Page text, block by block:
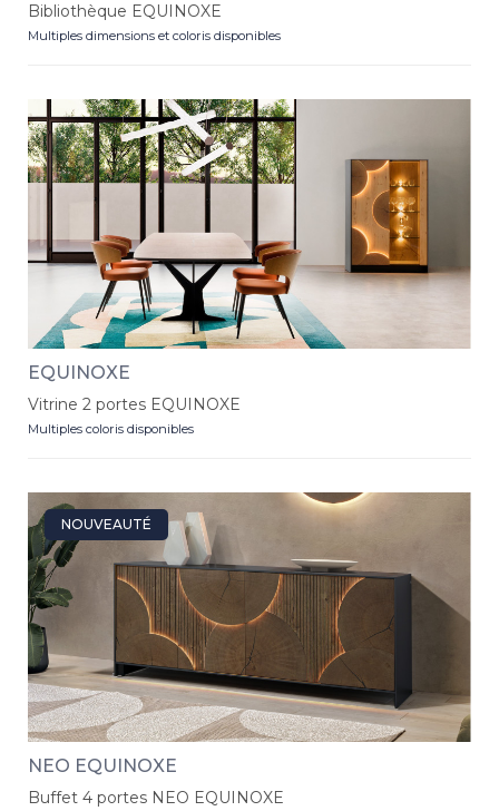
Bibliothèque EQUINOXE
Multiples dimensions et coloris disponibles
EQUINOXE
Vitrine 2 portes EQUINOXE
Multiples coloris disponibles
NOUVEAUTÉ
NEO EQUINOXE
Buffet 4 portes NEO EQUINOXE